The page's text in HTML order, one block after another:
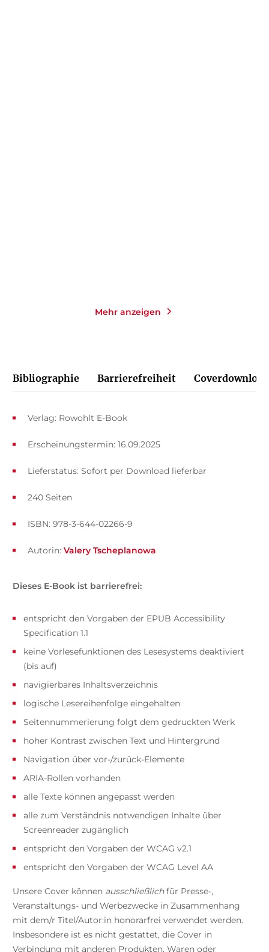
Mehr anzeigen
Bibliographie Barrierefreiheit Coverdownload
Verlag: Rowohlt E-Book
Erscheinungstermin: 16.09.2025
Lieferstatus: Sofort per Download lieferbar
ISBN: 978-3-644-02266-9
240 Seiten
Autorin: Valery Tscheplanowa
Dieses E-Book ist barrierefrei:
entspricht den Vorgaben der EPUB Accessibility
Specification 1.1
keine Vorlesefunktionen des Lesesystems deaktiviert
(bis auf)
navigierbares Inhaltsverzeichnis
logische Lesereihenfolge eingehalten
Seitennummerierung folgt dem gedruckten Werk
hoher Kontrast zwischen Text und Hintergrund
Navigation über vor-/zurück-Elemente
ARIA-Rollen vorhanden
alle Texte können angepasst werden
alle zum Verständnis notwendigen Inhalte über
Screenreader zugänglich
entspricht den Vorgaben der WCAG v2.1
entspricht den Vorgaben der WCAG Level AA
Unsere Cover können ausschließlichfür Presse-,
Veranstaltungs- und Werbezwecke in Zusammenhang
mit dem/r Titel/Autor:in honorarfrei verwendet werden.
Insbesondere ist es nicht gestattet, die Cover in
Verbindung mit anderen Produkten, Waren oder